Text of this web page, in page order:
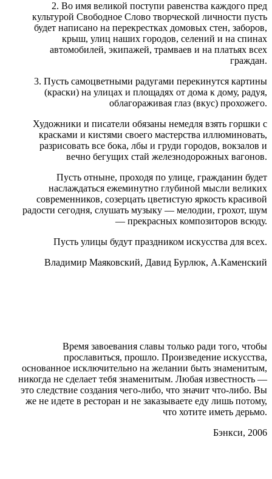
2. Во имя великой поступи равенства каждого пред
культурой Свободное Слово творческой личности пусть
будет написано на перекрестках домовых стен, заборов,
крыш, улиц наших городов, селений и на спинах
автомобилей, экипажей, трамваев и на платьях всех
граждан.
3. Пусть самоцветными радугами перекинутся картины
(краски) на улицах и площадях от дома к дому, радуя,
облагораживая глаз (вкус) прохожего.
Художники и писатели обязаны немедля взять горшки с
красками и кистями своего мастерства иллюминовать,
разрисовать все бока, лбы и груди городов, вокзалов и
вечно бегущих стай железнодорожных вагонов.
Пусть отныне, проходя по улице, гражданин будет
наслаждаться ежеминутно глубиной мысли великих
современников, созерцать цветистую яркость красивой
радости сегодня, слушать музыку — мелодии, грохот, шум
— прекрасных композиторов всюду.
Пусть улицы будут праздником искусства для всех.
Владимир Маяковский, Давид Бурлюк, А.Каменский
Время завоевания славы только ради того, чтобы
прославиться, прошло. Произведение искусства,
основанное исключительно на желании быть знаменитым,
никогда не сделает тебя знаменитым. Любая известность —
это следствие создания чего-либо, что значит что-либо. Вы
же не идете в ресторан и не заказываете еду лишь потому,
что хотите иметь дерьмо.
Бэнкси, 2006